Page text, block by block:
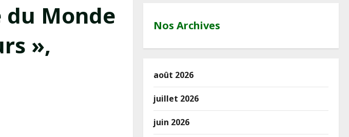
du Monde
»,
Nos Archives
août 2026
juillet 2026
juin 2026